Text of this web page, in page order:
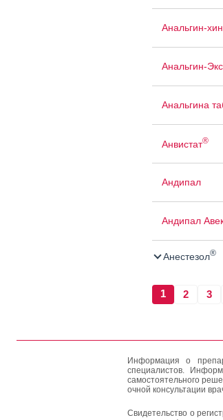
Анальгин-
Анальгин-
Анальгина
Анвистат®
Андипал
Андипал
Анестезол®
1 2 3
Информация о
специалистов.
самостоятельного
очной консультации
Свидетельство о